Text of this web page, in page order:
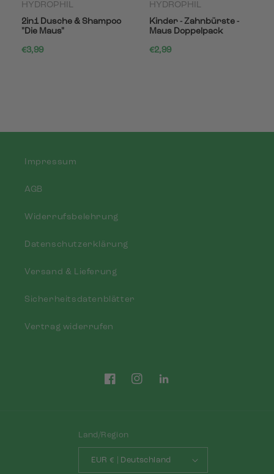
HYDROPHIL
2in1 Dusche & Shampoo
"Die Maus"
€3,99
HYDROPHIL
Kinder - Zahnbürste -
Maus Doppelpack
€2,99
Impressum
AGB
Widerrufsbelehrung
Datenschutzerklärung
Versand & Lieferung
Sicherheitsdatenblätter
Vertrag widerrufen
FacebookInstagramTumblr
Land/Region
EUR € | Deutschland